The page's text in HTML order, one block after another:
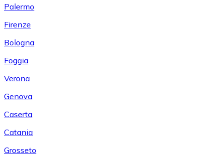
Palermo
Firenze
Bologna
Foggia
Verona
Genova
Caserta
Catania
Grosseto